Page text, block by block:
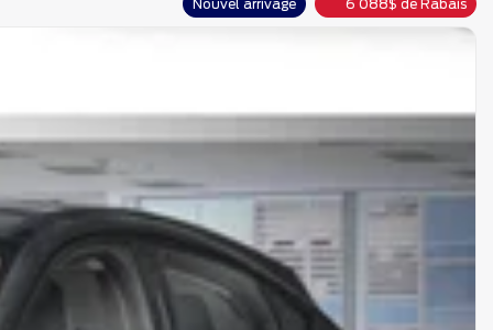
Nouvel arrivage 6 088$ de Rabais